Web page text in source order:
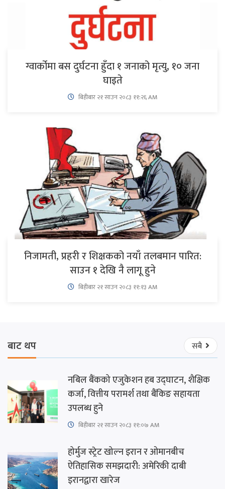
ग्वार्कोमा बस दुर्घटना हुँदा १ जनाको मृत्यु, १० जना
घाइते
बिहीबार २१ साउन २०८३ ११:२६ AM
निजामती, प्रहरी र शिक्षकको नयाँ तलबमान पारित:
साउन १ देखि नै लागू हुने
बिहीबार २१ साउन २०८३ ११:१३ AM
बाट थप सबै
नबिल बैंकको एजुकेशन हब उद्घाटन, शैक्षिक
कर्जा, वित्तीय परामर्श तथा बैंकिङ सहायता
उपलब्ध हुने
बिहीबार २१ साउन २०८३ ११:०७ AM
होर्मुज स्ट्रेट खोल्न इरान र ओमानबीच
ऐतिहासिक समझदारी: अमेरिकी दाबी
इरानद्वारा खारेज